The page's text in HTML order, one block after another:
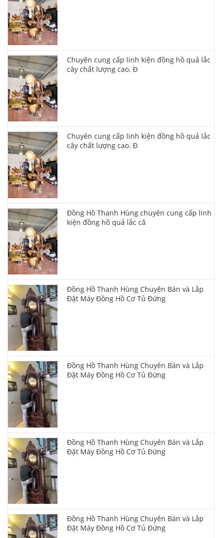
Chuyên cung cấp linh kiện đồng hồ quả lắc
cây chất lượng cao. Đ
Chuyên cung cấp linh kiện đồng hồ quả lắc
cây chất lượng cao. Đ
Đồng Hồ Thanh Hùng chuyên cung cấp linh
kiện đồng hồ quả lắc câ
Đồng Hồ Thanh Hùng Chuyên Bán và Lắp
Đặt Máy Đồng Hồ Cơ Tủ Đứng
Đồng Hồ Thanh Hùng Chuyên Bán và Lắp
Đặt Máy Đồng Hồ Cơ Tủ Đứng
Đồng Hồ Thanh Hùng Chuyên Bán và Lắp
Đặt Máy Đồng Hồ Cơ Tủ Đứng
Đồng Hồ Thanh Hùng Chuyên Bán và Lắp
Đặt Máy Đồng Hồ Cơ Tủ Đứng